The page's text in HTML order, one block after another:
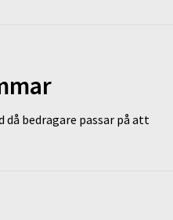
bedragare passar på att